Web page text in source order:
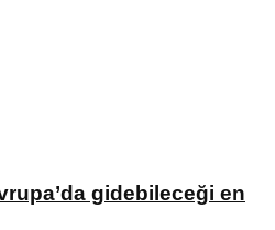
gidebileceği en